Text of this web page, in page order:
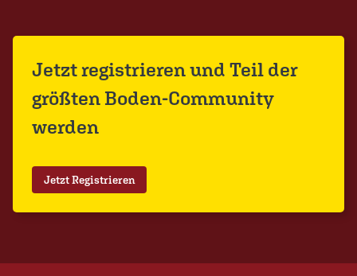
Jetzt registrieren und Teil der
größten Boden-Community
werden
Jetzt Registrieren